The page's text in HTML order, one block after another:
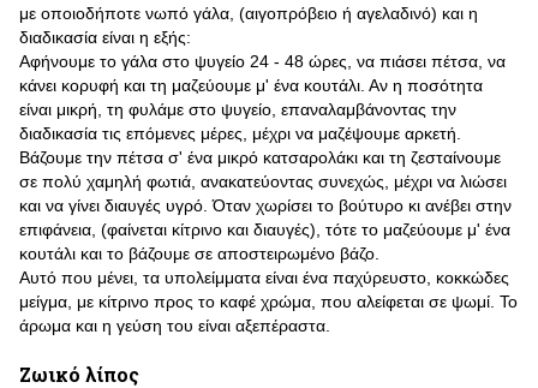
με οποιοδήποτε νωπό γάλα, (αιγοπρόβειο ή αγελαδινό) και η
διαδικασία είναι η εξής:
Αφήνουμε το γάλα στο ψυγείο 24 - 48 ώρες, να πιάσει πέτσα, να
κάνει κορυφή και τη μαζεύουμε μ' ένα κουτάλι. Αν η ποσότητα
είναι μικρή, τη φυλάμε στο ψυγείο, επαναλαμβάνοντας την
διαδικασία τις επόμενες μέρες, μέχρι να μαζέψουμε αρκετή.
Βάζουμε την πέτσα σ' ένα μικρό κατσαρολάκι και τη ζεσταίνουμε
σε πολύ χαμηλή φωτιά, ανακατεύοντας συνεχώς, μέχρι να λιώσει
και να γίνει διαυγές υγρό. Όταν χωρίσει το βούτυρο κι ανέβει στην
επιφάνεια, (φαίνεται κίτρινο και διαυγές), τότε το μαζεύουμε μ' ένα
κουτάλι και το βάζουμε σε αποστειρωμένο βάζο.
Αυτό που μένει, τα υπολείμματα είναι ένα παχύρευστο, κοκκώδες
μείγμα, με κίτρινο προς το καφέ χρώμα, που αλείφεται σε ψωμί. Το
άρωμα και η γεύση του είναι αξεπέραστα.
Ζωικό λίπος